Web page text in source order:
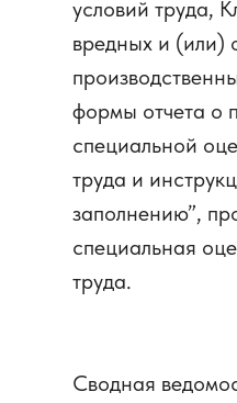
условий труда,
вредных и (или)
формы отчета о
специальной
труда и
заполнению”,
специальная
труда.
Сводная